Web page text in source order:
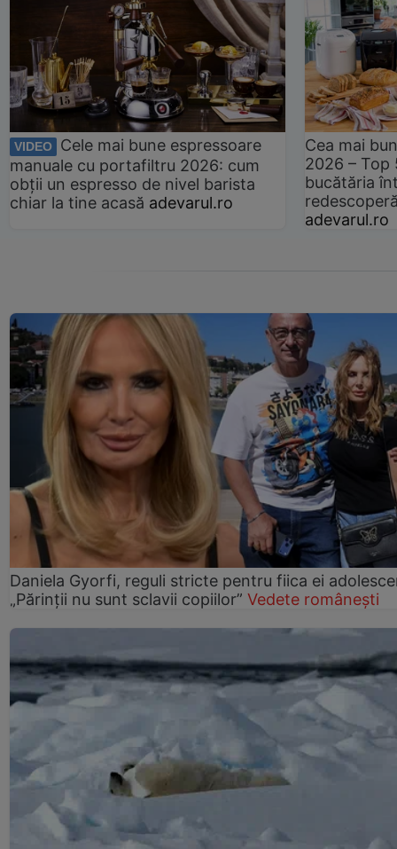
VIDEO
Cele mai bune espressoare
manuale cu portafiltru 2026: cum
obții un espresso de nivel barista
chiar la tine acasă adevarul.ro
Cea mai
2026 –
bucătăria
adevarul.ro
Daniela Gyorfi, reguli stricte pentru fiica ei
„Părinții nu sunt sclavii copiilor” Vedete românești